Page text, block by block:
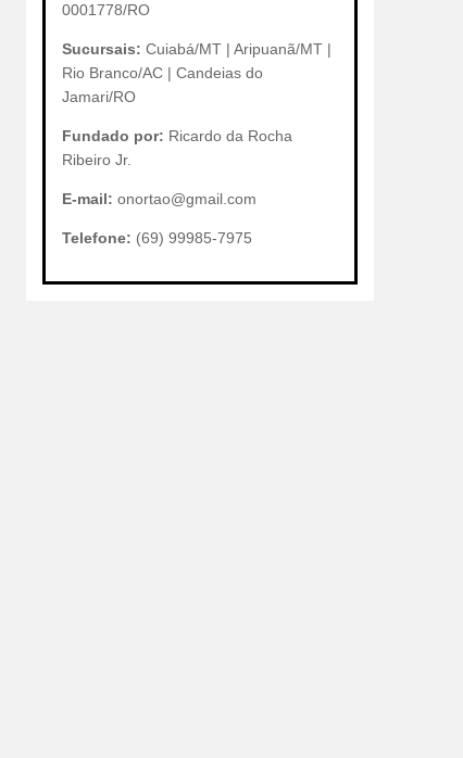
0001778/RO
Sucursais: Cuiabá/MT | Aripuanã/MT |
Rio Branco/AC | Candeias do
Jamari/RO
Fundado por: Ricardo da Rocha
Ribeiro Jr.
E-mail: onortao@gmail.com
Telefone: (69) 99985-7975